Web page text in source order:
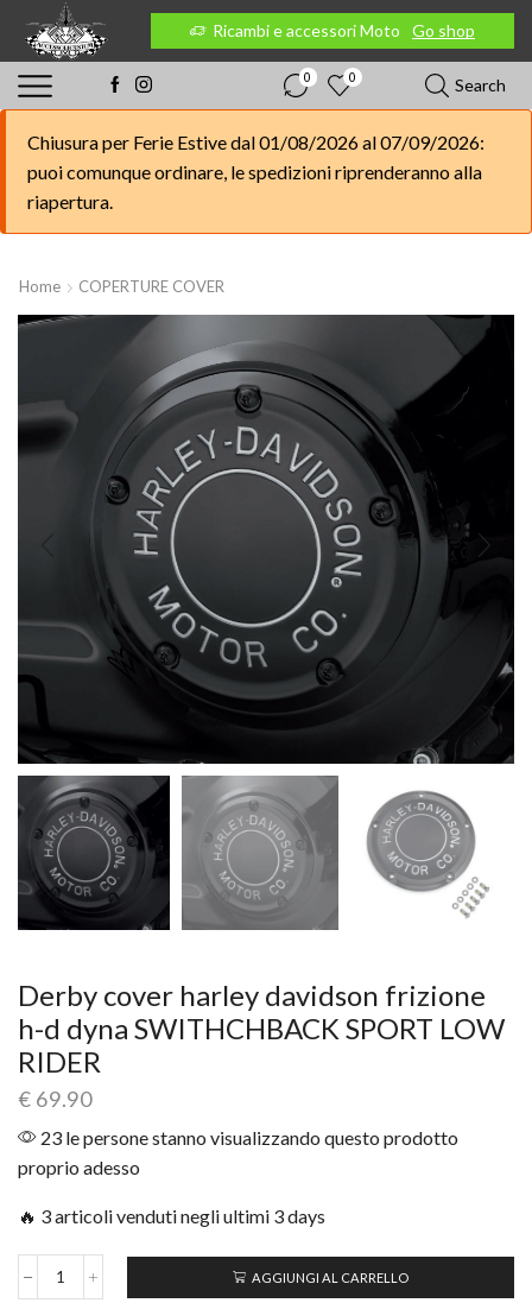
Go shop Ricambi e accessori Moto Go shop
0 0 Search
Chiusura per Ferie Estive dal 01/08/2026 al 07/09/2026:
puoi comunque ordinare, le spedizioni riprenderanno alla
riapertura.
Home COPERTURE COVER
Derby cover harley davidson frizione
h-d dyna SWITHCHBACK SPORT LOW
RIDER
€ 69.90
23 le persone stanno visualizzando questo prodotto
proprio adesso
🔥 3 articoli venduti negli ultimi 3 days
AGGIUNGI AL CARRELLO